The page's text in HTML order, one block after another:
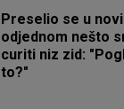
Preselio se u
odjednom nešto
curiti niz zid:
to?"